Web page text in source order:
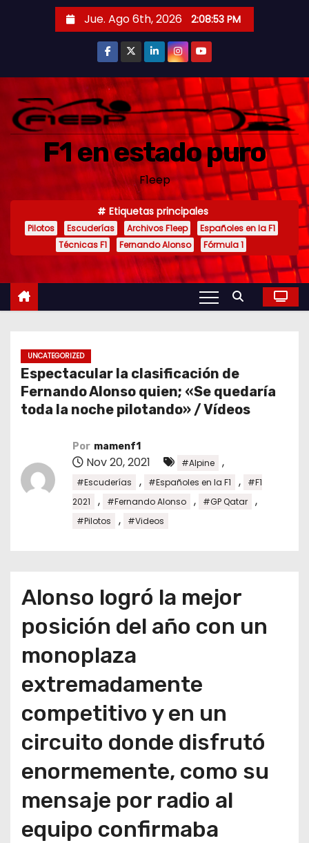
i
Jue. Ago 6th, 2026 2:08:55 PM
F1 en estado puro
F1eep
Etiquetas principales
Pilotos Escuderías Archivos F1eep
Españoles en la F1
Técnicas F1
Fernando Alonso Fórmula 1
UNCATEGORIZED
Espectacular la clasificación de
Fernando Alonso quien; «Se quedaría
toda la noche pilotando» / Vídeos
Por mamenf1
Nov 20, 2021 #Alpine ,
#Escuderías , #Españoles en la F1 ,
#F1
2021
, #Fernando Alonso , #GP Qatar ,
#Pilotos , #Videos
Alonso logró la mejor
posición del año con un
monoplaza
extremadamente
competitivo y en un
circuito donde disfrutó
enormemente, como su
mensaje por radio al
equipo confirmaba